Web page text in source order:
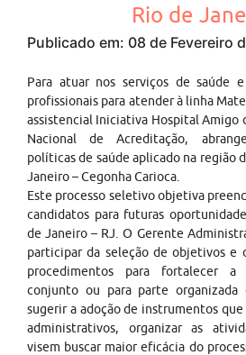
Rio de
Publicado em: 08 de Fevereiro
Para atuar nos serviços de saúde
profissionais para atender à linha
assistencial Iniciativa Hospital Amigo
Nacional de Acreditação,
políticas de saúde aplicado na região
Janeiro – Cegonha Carioca.
Este processo seletivo objetiva
candidatos para futuras
de Janeiro – RJ. O Gerente
participar da seleção de objetivos e
procedimentos para fortalecer a
conjunto ou para parte organizada
sugerir a adoção de instrumentos
administrativos, organizar as
visem buscar maior eficácia do